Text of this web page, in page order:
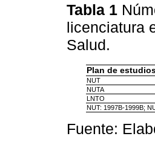
Tabla 1
licenciatura
Salud.
Plan de
NUT
NUTA
LNTO
NUT: 1997B-1999B;
Fuente: